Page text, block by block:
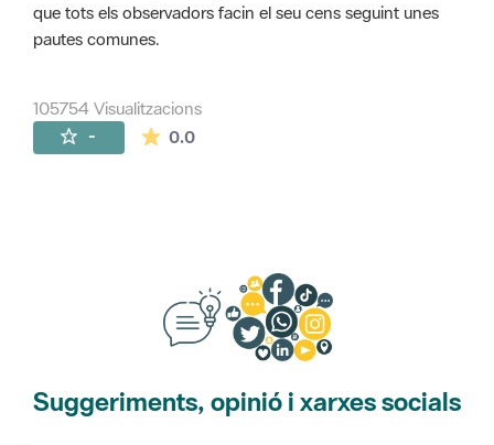
que tots els observadors facin el seu cens seguint unes
pautes comunes.
105754 Visualitzacions
- 0.0La mitjana de les valoracions és de 0
Suggeriments, opinió i xarxes socials